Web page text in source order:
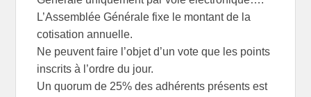
L’Assemblée Générale fixe le montant de la
cotisation annuelle.
Ne peuvent faire l’objet d’un vote que les points
inscrits à l’ordre du jour.
Un quorum de 25% des adhérents présents est